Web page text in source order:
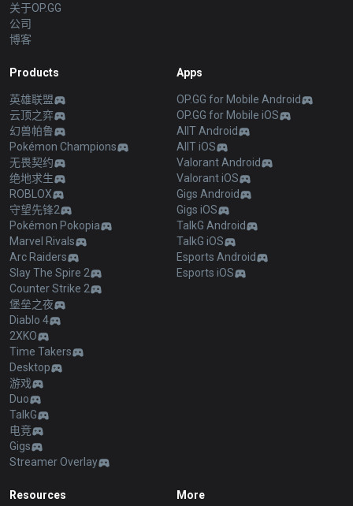
关于OP.GG
公司
博客
Products
英雄联盟
云顶之弈
幻兽帕鲁
Pokémon Champions
无畏契约
绝地求生
ROBLOX
守望先锋2
Pokémon Pokopia
Marvel Rivals
Arc Raiders
Slay The Spire 2
Counter Strike 2
堡垒之夜
Diablo 4
2XKO
Time Takers
Desktop
游戏
Duo
TalkG
电竞
Gigs
Streamer Overlay
Apps
OP.GG for Mobile Android
OP.GG for Mobile iOS
AllT Android
AllT iOS
Valorant Android
Valorant iOS
Gigs Android
Gigs iOS
TalkG Android
TalkG iOS
Esports Android
Esports iOS
Resources More